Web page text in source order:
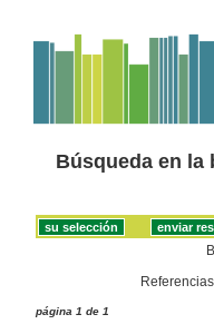
Búsqueda en la
página 1 de 1